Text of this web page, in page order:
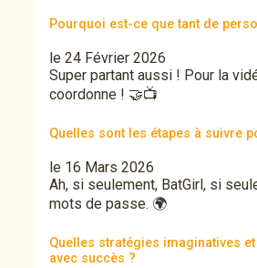
Pourquoi est-ce que tant de
le 24 Février 2026
Super partant aussi ! Pour la
coordonne ! 🤝📺
Quelles sont les étapes à suivre
le 16 Mars 2026
Ah, si seulement, BatGirl, si
mots de passe. 🌍
Quelles stratégies imaginatives
avec succès ?